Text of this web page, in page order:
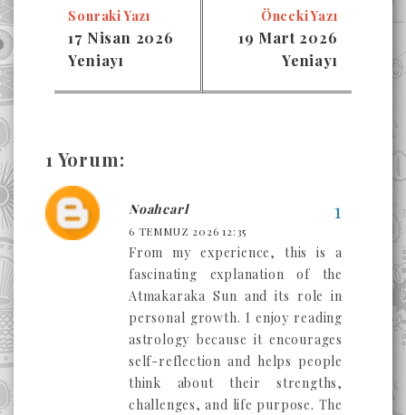
Sonraki Yazı
17 Nisan 2026
Yeniayı
Önceki Yazı
19 Mart 2026
Yeniayı
1 Yorum:
Noahcarl
6 TEMMUZ 2026 12:35
From my experience, this is a
fascinating explanation of the
Atmakaraka Sun and its role in
personal growth. I enjoy reading
astrology because it encourages
self-reflection and helps people
think about their strengths,
challenges, and life purpose. The